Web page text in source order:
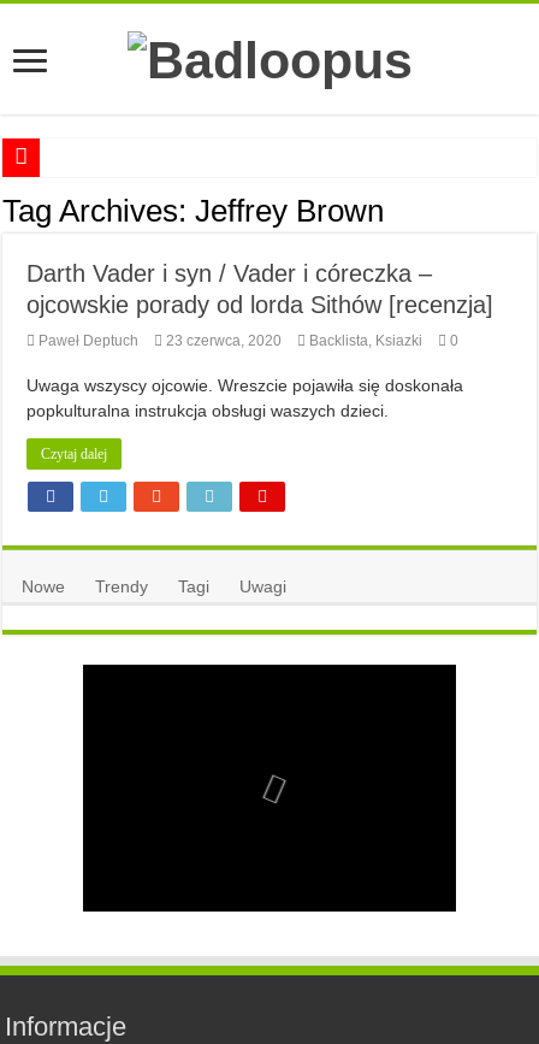
Anna Romaszkan – Praca w prosektorium nie pomaga oswoić się ze
Najlepsze mangi dla dorosłych
Najciekawsze zapowiedzi komiksowe na 2023 rok
Tag Archives:Jeffrey Brown
Darth Vader i syn / Vader i córeczka –
ojcowskie porady od lorda Sithów [recenzja]
Paweł Deptuch 23 czerwca, 2020 Backlista, Ksiazki 0
Uwaga wszyscy ojcowie. Wreszcie pojawiła się doskonała
popkulturalna instrukcja obsługi waszych dzieci.
Czytaj dalej
Nowe Trendy Tagi Uwagi
Informacje